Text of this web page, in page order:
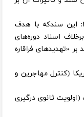
۱. تصویر کلان راهبرد امنیت ملی ۲۰۲۵: این سندکه با هدف
اسناد دوره‌های
بر «تهدیدهای فراقاره
(کنترل مهاجرین و
ثانوی درگیری